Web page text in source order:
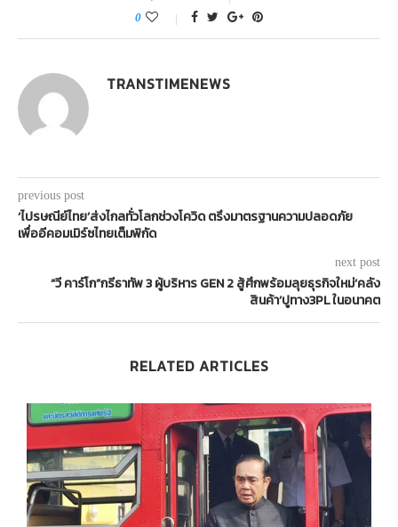
0
TRANSTIMENEWS
previous post
‘ไปรษณีย์ไทย’ส่งไกลทั่วโลกช่วงโควิด ตรึงมาตรฐานความปลอดภัย
เพื่ออีคอมเมิร์ซไทยเต็มพิกัด
next post
“วี คาร์โก”กรีธาทัพ 3 ผู้บริหาร GEN 2 สู้ศึกพร้อมลุยธุรกิจใหม่‘คลัง
สินค้า’ปูทาง3PL ในอนาคต
RELATED ARTICLES